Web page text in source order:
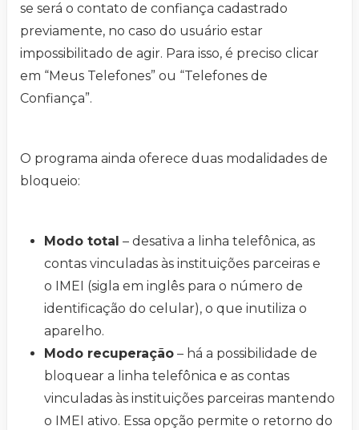
se será o contato de confiança cadastrado
previamente, no caso do usuário estar
impossibilitado de agir. Para isso, é preciso clicar
em “Meus Telefones” ou “Telefones de
Confiança”.
O programa ainda oferece duas modalidades de
bloqueio:
Modo total – desativa a linha telefônica, as
contas vinculadas às instituições parceiras e
o IMEI (sigla em inglês para o número de
identificação do celular), o que inutiliza o
aparelho.
Modo recuperação – há a possibilidade de
bloquear a linha telefônica e as contas
vinculadas às instituições parceiras mantendo
o IMEI ativo. Essa opção permite o retorno do